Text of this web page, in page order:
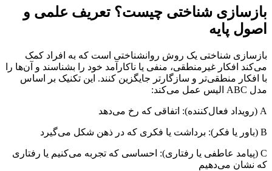
بازسازی شناختی چیست؟ تعریف علمی و
اصول پایه
بازسازی شناختی یک روش روانشناختی است که به افراد کمک
می‌کند افکار غیرمنطقی، منفی یا ناکارآمد خود را بشناسند و آن‌ها را
با افکار منطقی‌تر و سازگارتر جایگزین کنند. این تکنیک بر اساس
مدل ABC الیس عمل می‌کند:
A (رویداد فعال‌کننده): اتفاقی که رخ می‌دهد
B (باور یا فکر): برداشت یا فکری که در ذهن شکل می‌گیرد
C (پیامد عاطفی یا رفتاری): احساسی که تجربه می‌کنیم یا رفتاری
که نشان می‌دهیم